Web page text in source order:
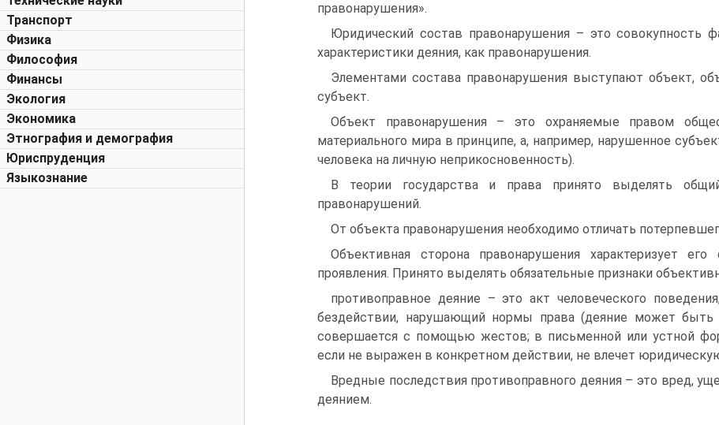
Транспорт
Физика
Философия
Финансы
Экология
Экономика
Этнография и демография
Юриспруденция
Языкознание
правонарушения».
Юридический состав правонарушения – это совокупность
характеристики деяния, как правонарушения.
Элементами состава правонарушения выступают объект,
субъект.
Объект правонарушения – это охраняемые правом
материального мира в принципе, а, например, нарушенное
человека на личную неприкосновенность).
В теории государства и права принято выделять
правонарушений.
От объекта правонарушения необходимо отличать
Объективная сторона правонарушения характеризует
проявления. Принято выделять обязательные признаки
противоправное деяние – это акт человеческого
бездействии, нарушающий нормы права (деяние может быть
совершается с помощью жестов; в письменной или устной
если не выражен в конкретном действии, не влечет
Вредные последствия противоправного деяния – это вред,
деянием.